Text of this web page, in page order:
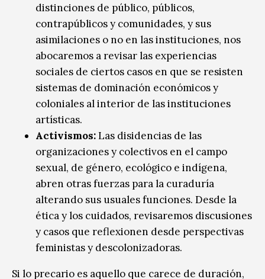
distinciones de público, públicos,
contrapúblicos y comunidades, y sus
asimilaciones o no en las instituciones, nos
abocaremos a revisar las experiencias
sociales de ciertos casos en que se resisten
sistemas de dominación económicos y
coloniales al interior de las instituciones
artísticas.
Activismos:Las disidencias de las
organizaciones y colectivos en el campo
sexual, de género, ecológico e indígena,
abren otras fuerzas para la curaduría
alterando sus usuales funciones. Desde la
ética y los cuidados, revisaremos discusiones
y casos que reflexionen desde perspectivas
feministas y descolonizadoras.
Si lo precario es aquello que carece de duración,